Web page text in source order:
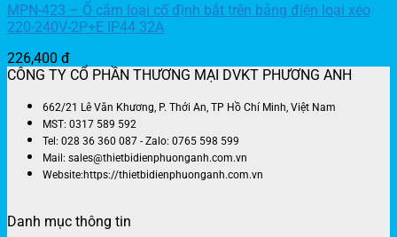
MPN-423 – Ổ cắm loại cố định bắt trên bảng điện loại xéo
220-240V-2P+E IP44 32A
226,400 đ
CÔNG TY CỔ PHẦN THƯƠNG MẠI DVKT PHƯƠNG ANH
662/21 Lê Văn Khương, P. Thới An, TP Hồ Chí Minh, Việt Nam
MST: 0317 589 592
Tel: 028 36 360 087 - Zalo: 0765 598 599
Mail: sales@thietbidienphuonganh.com.vn
Website:https://thietbidienphuonganh.com.vn
Danh mục thông tin